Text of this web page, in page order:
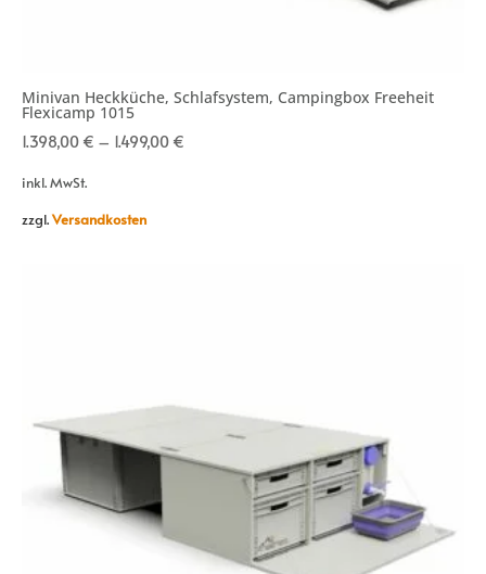
Minivan Heckküche, Schlafsystem, Campingbox Freeheit
Flexicamp 1015
1.398,00 € – 1.499,00 €
inkl. MwSt.
zzgl.Versandkosten